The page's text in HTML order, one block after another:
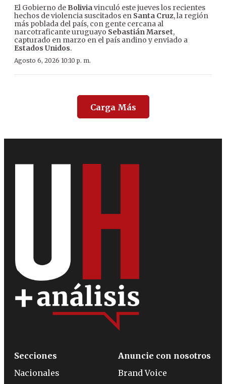
El Gobierno de Boliviavinculó este jueves los recientes
hechos de violencia suscitados en Santa Cruz, la región
más poblada del país, con gente cercana al
narcotraficante uruguayo Sebastián Marset,
capturado en marzo en el país andino y enviado a
Estados Unidos.
Agosto 6, 2026 10:10 p. m.
Carga Más
Secciones
Nacionales
Anuncie con nosotros
Brand Voice